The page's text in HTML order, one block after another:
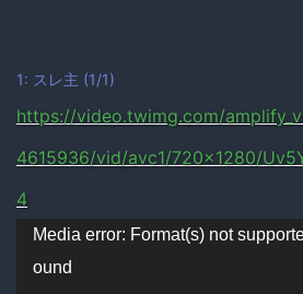
1: スレ主 (1/1)
https://video.twimg.com/
4615936/vid/avc1/720×1280/
4
動
画
Media error: Format(s) not
ound